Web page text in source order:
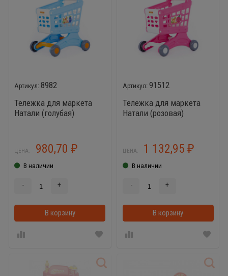
8982
Тележка для маркета
Натали (голубая)
ЦЕНА: 980,70 ₽
В наличии
- +
В корзину
91512
Тележка для маркета
Натали (розовая)
ЦЕНА: 1 132,95₽
В наличии
- +
В корзину